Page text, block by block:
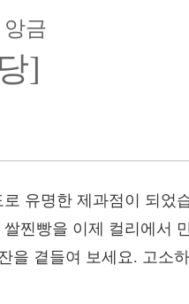
금
]
유명한 제과점이 되었
찐빵을 이제 컬리에서
을 곁들여 보세요. 고소